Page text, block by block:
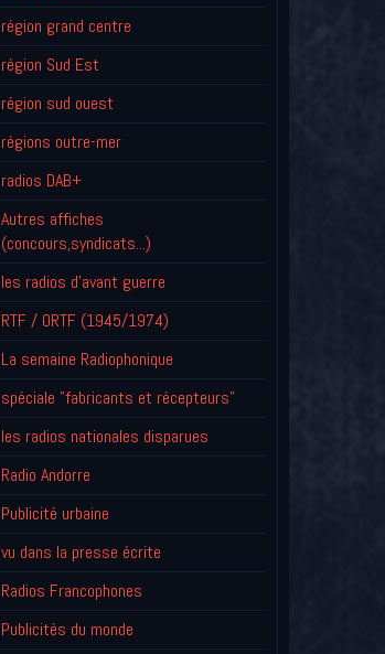
région grand centre
région Sud Est
région sud ouest
régions outre-mer
radios DAB+
Autres affiches
(concours,syndicats...)
les radios d'avant guerre
RTF / ORTF (1945/1974)
La semaine Radiophonique
spéciale "fabricants et récepteurs"
les radios nationales disparues
Radio Andorre
Publicité urbaine
vu dans la presse écrite
Radios Francophones
Publicités du monde